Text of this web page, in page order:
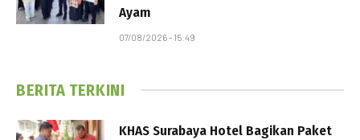
Ayam
07/08/2026 - 15:49
BERITA TERKINI
KHAS Surabaya Hotel Bagikan Paket